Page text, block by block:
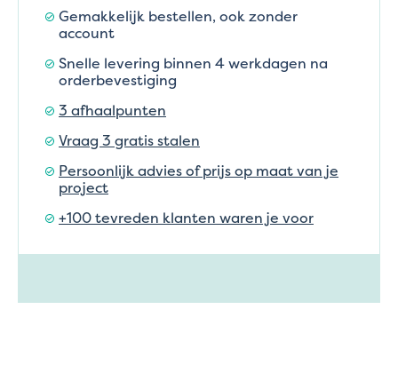
Gemakkelijk bestellen, ook zonder
account
Snelle levering binnen 4 werkdagen na
orderbevestiging
3 afhaalpunten
Vraag 3 gratis stalen
Persoonlijk advies of prijs op maat van je
project
+100 tevreden klanten waren je voor